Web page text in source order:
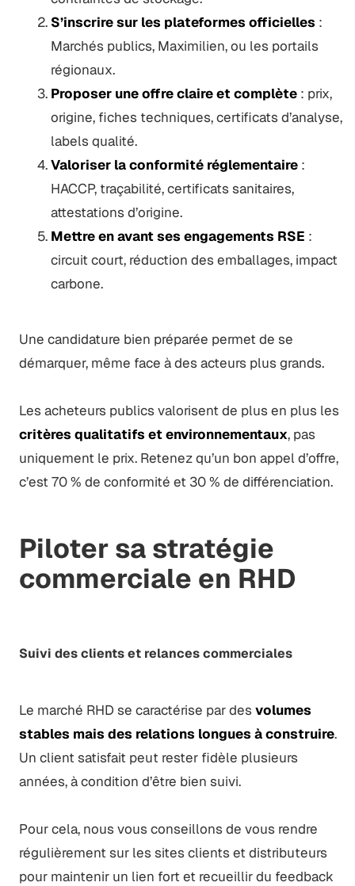
S’inscrire sur les plateformes officielles :
Marchés publics, Maximilien, ou les portails
régionaux.
Proposer une offre claire et complète: prix,
origine, fiches techniques, certificats d’analyse,
labels qualité.
Valoriser la conformité réglementaire:
HACCP, traçabilité, certificats sanitaires,
attestations d’origine.
Mettre en avant ses engagements RSE :
circuit court, réduction des emballages, impact
carbone.
Une candidature bien préparée permet de se
démarquer, même face à des acteurs plus grands.
Les acheteurs publics valorisent de plus en plus les
critères qualitatifs et environnementaux, pas
uniquement le prix. Retenez qu’un bon appel d’offre,
c’est 70 % de conformité et 30 % de différenciation.
Piloter sa stratégie
commerciale en RHD
Suivi des clients et relances commerciales
Le marché RHD se caractérise par desvolumes
stables mais des relations longues à construire.
Un client satisfait peut rester fidèle plusieurs
années, à condition d’être bien suivi.
Pour cela, nous vous conseillons de vous rendre
régulièrement sur les sites clients et distributeurs
pour maintenir un lien fort et recueillir du feedback